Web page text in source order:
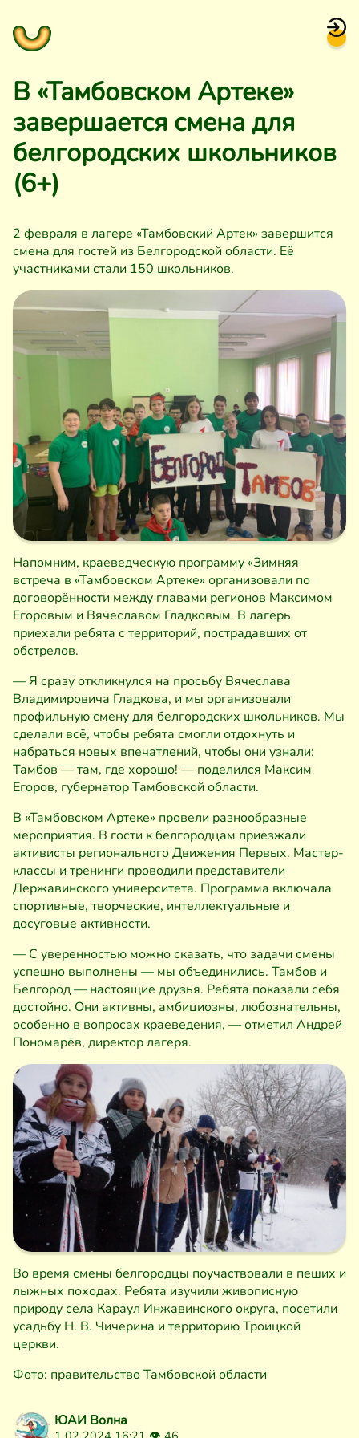
В «Тамбовском Артеке»
завершается смена для
белгородских школьников
(6+)
2 февраля в лагере «Тамбовский Артек» завершится
смена для гостей из Белгородской области. Её
участниками стали 150 школьников.
Напомним, краеведческую программу «Зимняя
встреча в «Тамбовском Артеке» организовали по
договорённости между главами регионов Максимом
Егоровым и Вячеславом Гладковым. В лагерь
приехали ребята с территорий, пострадавших от
обстрелов.
— Я сразу откликнулся на просьбу Вячеслава
Владимировича Гладкова, и мы организовали
профильную смену для белгородских школьников. Мы
сделали всё, чтобы ребята смогли отдохнуть и
набраться новых впечатлений, чтобы они узнали:
Тамбов — там, где хорошо! — поделился Максим
Егоров, губернатор Тамбовской области.
В «Тамбовском Артеке» провели разнообразные
мероприятия. В гости к белгородцам приезжали
активисты регионального Движения Первых. Мастер-
классы и тренинги проводили представители
Державинского университета. Программа включала
спортивные, творческие, интеллектуальные и
досуговые активности.
— С уверенностью можно сказать, что задачи смены
успешно выполнены — мы объединились. Тамбов и
Белгород — настоящие друзья. Ребята показали себя
достойно. Они активны, амбициозны, любознательны,
особенно в вопросах краеведения, — отметил Андрей
Пономарёв, директор лагеря.
Во время смены белгородцы поучаствовали в пеших и
лыжных походах. Ребята изучили живописную
природу села Караул Инжавинского округа, посетили
усадьбу Н. В. Чичерина и территорию Троицкой
церкви.
Фото: правительство Тамбовской области
ЮАИ Волна